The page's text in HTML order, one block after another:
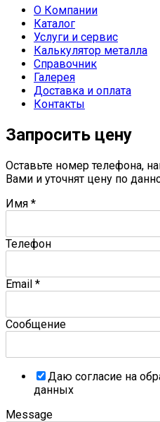
О Компании
Каталог
Услуги и сервис
Калькулятор металла
Справочник
Галерея
Доставка и оплата
Контакты
Запросить цену
Оставьте номер телефона,
Вами и уточнят цену по
Имя *
Телефон
Email *
Сообщение
Даю согласие на
данных
Message